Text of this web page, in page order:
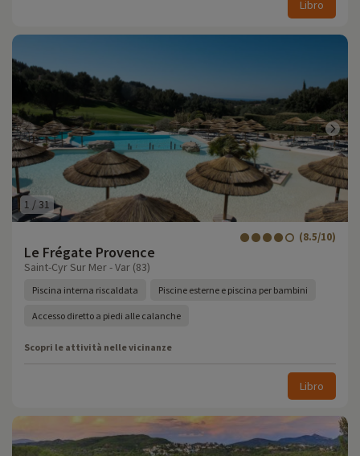
Libro
1 /31
Le Frégate Provence
(8.5/10)
Saint-Cyr Sur Mer - Var (83)
Piscina interna riscaldata Piscine esterne e piscina per bambini
Accesso diretto a piedi alle calanche
Scopri le attività nelle vicinanze
Libro